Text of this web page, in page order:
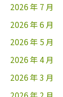
2026 年 7 月
2026 年 6 月
2026 年 5 月
2026 年 4 月
2026 年 3 月